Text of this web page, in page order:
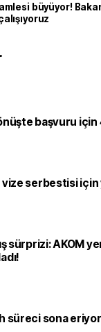
büyüyor!
başvuru için
serbestisi için
sürprizi: AKOM
süreci sona